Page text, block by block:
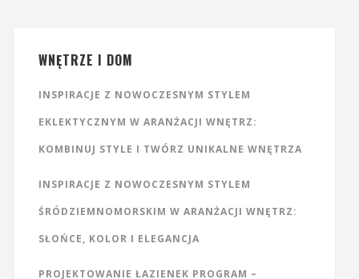
WNĘTRZE I DOM
INSPIRACJE Z NOWOCZESNYM STYLEM
EKLEKTYCZNYM W ARANŻACJI WNĘTRZ:
KOMBINUJ STYLE I TWÓRZ UNIKALNE WNĘTRZA
INSPIRACJE Z NOWOCZESNYM STYLEM
ŚRÓDZIEMNOMORSKIM W ARANŻACJI WNĘTRZ:
SŁOŃCE, KOLOR I ELEGANCJA
PROJEKTOWANIE ŁAZIENEK PROGRAM –